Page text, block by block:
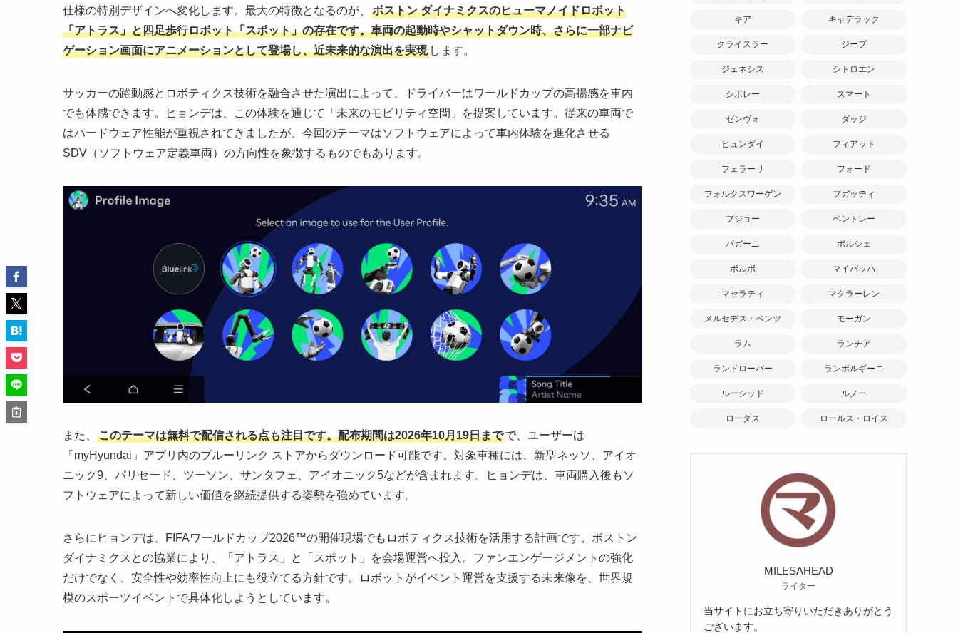
仕様の特別デザインへ変化します。最大の特徴となるのが、
ボストン ダイナミクスのヒューマノイドロボット
「アトラス」と四足歩行ロボット「スポット」の存在です。車両の起動時やシャットダウン時、さらに一部ナビ
ゲーション画面にアニメーションとして登場し、近未来的な演出を実現 します。
サッカーの躍動感とロボティクス技術を融合させた演出によって、ドライバーはワールドカップの高揚感を車内
でも体感できます。ヒョンデは、この体験を通じて「未来のモビリティ空間」を提案しています。従来の車両で
はハードウェア性能が重視されてきましたが、今回のテーマはソフトウェアによって車内体験を進化させる
SDV（ソフトウェア定義車両）の方向性を象徴するものでもあります。
また、 このテーマは無料で配信される点も注目です。配布期間は2026年10月19日までで、ユーザーは
「myHyundai」アプリ内のブルーリンク ストアからダウンロード可能です。対象車種には、新型ネッソ、アイオ
ニック9、パリセード、ツーソン、サンタフェ、アイオニック5などが含まれます。ヒョンデは、車両購入後もソ
フトウェアによって新しい価値を継続提供する姿勢を強めています。
さらにヒョンデは、FIFAワールドカップ2026™の開催現場でもロボティクス技術を活用する計画です。ボストン
ダイナミクスとの協業により、「アトラス」と「スポット」を会場運営へ投入。ファンエンゲージメントの強化
だけでなく、安全性や効率性向上にも役立てる方針です。ロボットがイベント運営を支援する未来像を、世界規
模のスポーツイベントで具体化しようとしています。
キア キャデラック
クライスラー ジープ
ジェネシス シトロエン
シボレー スマート
ゼンヴォ ダッジ
ヒュンダイ フィアット
フェラーリ フォード
フォルクスワーゲン ブガッティ
プジョー ベントレー
パガーニ ポルシェ
ボルボ マイバッハ
マセラティ マクラーレン
メルセデス・ベンツ モーガン
ラム ランチア
ランドローバー ランボルギーニ
ルーシッド ルノー
ロータス ロールス・ロイス
MILESAHEAD
ライター
当サイトにお立ち寄りいただきありがとう
ございます。